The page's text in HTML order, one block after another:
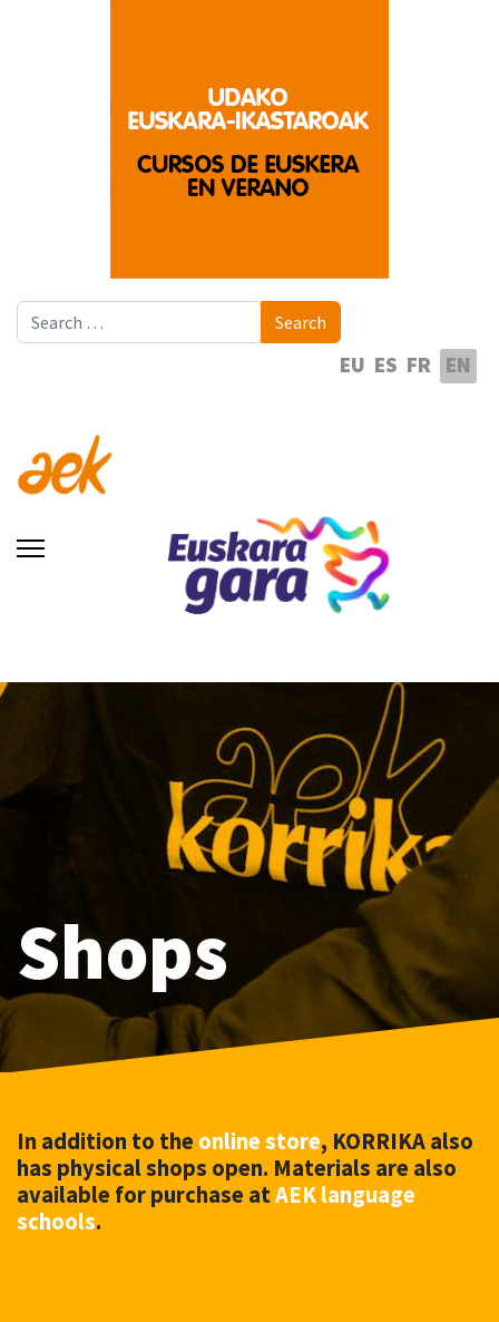
Search Search
EU ES FR EN
Shops
In addition to the online store, KORRIKA also
has physical shops open. Materials are also
available for purchase atAEK language
schools.